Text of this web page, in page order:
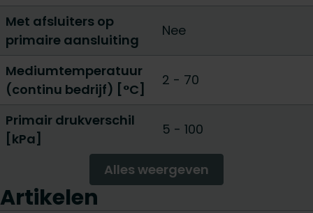
Met afsluiters op
primaire aansluiting
Nee
Mediumtemperatuur
(continu bedrijf) [°C]
2 - 70
Primair drukverschil
[kPa]
5 - 100
Alles weergeven
Artikelen